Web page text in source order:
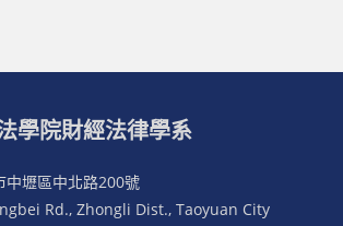
學院財經法律學系
中壢區中北路200號
Rd., Zhongli Dist., Taoyuan City